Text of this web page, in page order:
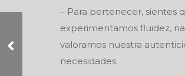
– Para pertenecer, sientes
experimentamos fluidez,
valoramos nuestra
necesidades.
Stop waiting for
everything to be
perfect to be happy